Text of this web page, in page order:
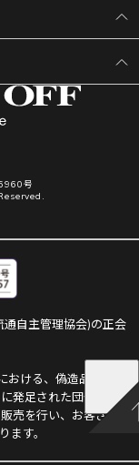
号
自主管理協会)の正会
ける、偽造品や不正
発足された団体です。
売を行い、お客さま
ます。